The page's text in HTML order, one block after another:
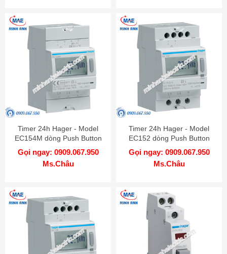
Timer 24h Hager - Model
EC154M dòng Push Button
Gọi ngay: 0909.067.950
Ms.Châu
Timer 24h Hager - Model
EC152 dòng Push Button
Gọi ngay: 0909.067.950
Ms.Châu